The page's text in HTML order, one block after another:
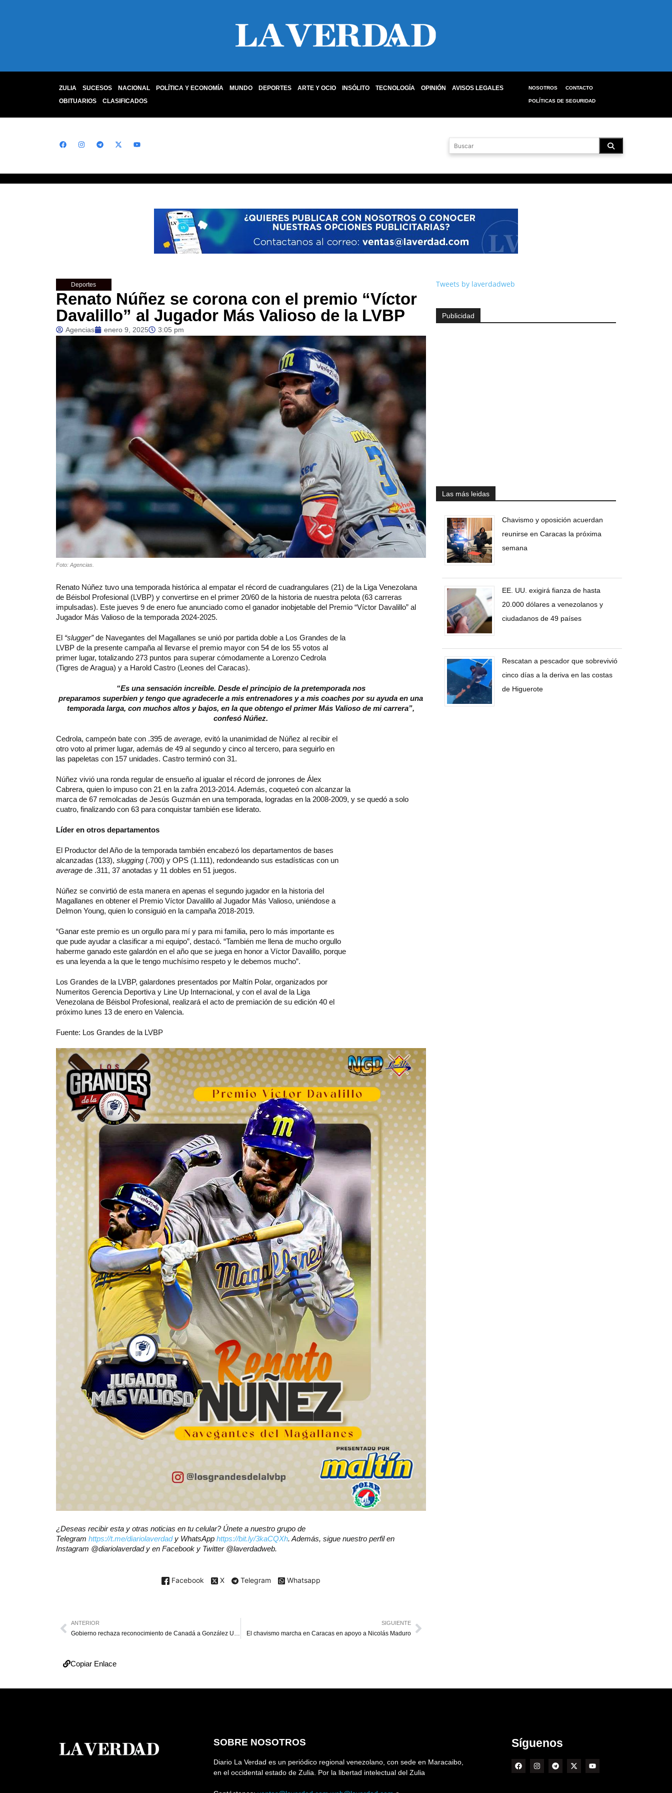
ZULIA SUCESOS NACIONAL POLÍTICA Y ECONOMÍA MUNDO DEPORTES ARTE Y OCIO INSÓLITO TECNOLOGÍA OPINIÓN
AVISOS LEGALES
OBITUARIOS
CLASIFICADOS
NOSOTROS CONTACTO
POLÍTICAS DE SEGURIDAD
Deportes
Renato Núñez se corona con el premio “Víctor
Davalillo” al Jugador Más Valioso de la LVBP
Agencias enero 9, 2025 3:05 pm
Foto: Agencias.
Renato Núñez tuvo una temporada histórica al empatar el récord de cuadrangulares (21) de la Liga Venezolana
de Béisbol Profesional (LVBP) y convertirse en el primer 20/60 de la historia de nuestra pelota (63 carreras
impulsadas). Este jueves 9 de enero fue anunciado como el ganador inobjetable del Premio “Víctor Davalillo” al
Jugador Más Valioso de la temporada 2024-2025.
El “slugger”de Navegantes del Magallanes se unió por partida doble a Los Grandes de la
LVBP de la presente campaña al llevarse el premio mayor con 54 de los 55 votos al
primer lugar, totalizando 273 puntos para superar cómodamente a Lorenzo Cedrola
(Tigres de Aragua) y a Harold Castro (Leones del Caracas).
“Es una sensación increíble. Desde el principio de la pretemporada nos
preparamos superbien y tengo que agradecerle a mis entrenadores y a mis coachespor su ayuda en una
temporada larga, con muchos altos y bajos, en la que obtengo elprimer Más Valioso de mi carrera”,
confesó Núñez.
Cedrola, campeón bate con .395 de average, evitó la unanimidad de Núñez al recibir el
otro voto al primer lugar, además de 49 al segundo y cinco al tercero, para seguirlo en
las papeletas con 157 unidades. Castro terminó con 31.
Núñez vivió una ronda regular de ensueño al igualar el récord de jonrones de Álex
Cabrera, quien lo impuso con 21 en la zafra 2013-2014. Además, coqueteó con alcanzar la
marca de 67 remolcadas de Jesús Guzmán en una temporada, logradas en la 2008-2009, y se quedó a solo
cuatro, finalizando con 63 para conquistar también ese liderato.
Líder en otros departamentos
El Productor del Año de la temporada también encabezó los departamentos de bases
alcanzadas (133), slugging (.700) y OPS (1.111), redondeando sus estadísticas con un
average de .311, 37 anotadas y 11 dobles en 51 juegos.
Núñez se convirtió de esta manera en apenas el segundo jugador en la historia del
Magallanes en obtener el Premio Víctor Davalillo al Jugador Más Valioso, uniéndose a
Delmon Young, quien lo consiguió en la campaña 2018-2019.
“Ganar este premio es un orgullo para mí y para mi familia, pero lo más importante es
que pude ayudar a clasificar a mi equipo”, destacó. “También me llena de mucho orgullo
haberme ganado este galardón en el año que se juega en honor a Víctor Davalillo, porque
es una leyenda a la que le tengo muchísimo respeto y le debemos mucho”.
Los Grandes de la LVBP, galardones presentados por Maltín Polar, organizados por
Numeritos Gerencia Deportiva y Line Up Internacional, y con el aval de la Liga
Venezolana de Béisbol Profesional, realizará el acto de premiación de su edición 40 el
próximo lunes 13 de enero en Valencia.
Fuente: Los Grandes de la LVBP
¿Deseas recibir esta y otras noticias en tu celular? Únete a nuestro grupo de
Telegram https://t.me/diariolaverdady WhatsApp https://bit.ly/3kaCQXh. Además, sigue nuestro perfil en
Instagram @diariolaverdad y en Facebook y Twitter @laverdadweb.
Facebook X Telegram Whatsapp
Tweets by laverdadweb
Publicidad
Las más leidas
Chavismo y oposición acuerdan
reunirse en Caracas la próxima
semana
EE. UU. exigirá fianza de hasta
20.000 dólares a venezolanos y
ciudadanos de 49 países
Rescatan a pescador que sobrevivió
cinco días a la deriva en las costas
de Higuerote
ANTERIOR
Gobierno rechaza reconocimiento de Canadá a González Urrutia
SIGUIENTE
El chavismo marcha en Caracas en apoyo a Nicolás Maduro
Copiar Enlace
SOBRE NOSOTROS
Diario La Verdad es un periódico regional venezolano, con sede en Maracaibo,
en el occidental estado de Zulia. Por la libertad intelectual del Zulia
Síguenos